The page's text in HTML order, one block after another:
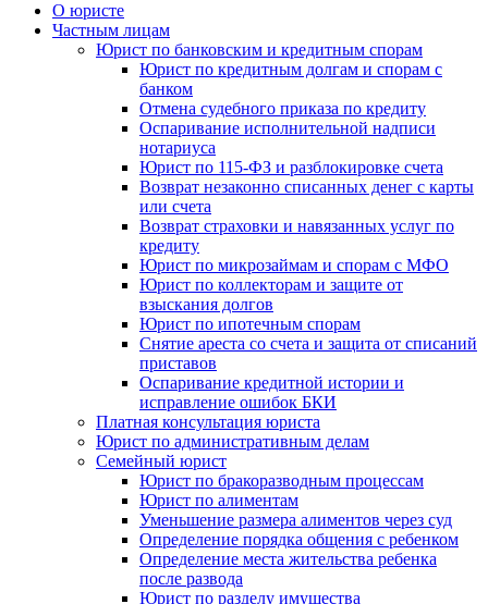
О юристе
Частным лицам
Юрист по банковским и кредитным спорам
Юрист по кредитным долгам и спорам с
банком
Отмена судебного приказа по кредиту
Оспаривание исполнительной надписи
нотариуса
Юрист по 115-ФЗ и разблокировке счета
Возврат незаконно списанных денег с карты
или счета
Возврат страховки и навязанных услуг по
кредиту
Юрист по микрозаймам и спорам с МФО
Юрист по коллекторам и защите от
взыскания долгов
Юрист по ипотечным спорам
Снятие ареста со счета и защита от списаний
приставов
Оспаривание кредитной истории и
исправление ошибок БКИ
Платная консультация юриста
Юрист по административным делам
Семейный юрист
Юрист по бракоразводным процессам
Юрист по алиментам
Уменьшение размера алиментов через суд
Определение порядка общения с ребенком
Определение места жительства ребенка
после развода
Юрист по разделу имущества